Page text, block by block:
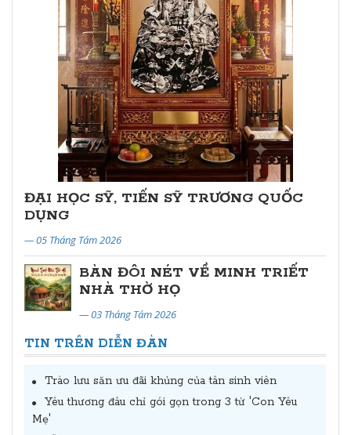
ĐẠI HỌC SỸ, TIẾN SỸ TRƯƠNG QUỐC
DỤNG
— 05 Tháng Tám 2026
BÀN ĐÔI NÉT VỀ MINH TRIẾT
NHÀ THỜ HỌ
— 03 Tháng Tám 2026
TIN TRÊN DIỄN ĐÀN
Trào lưu săn ưu đãi khủng của tân sinh viên
Yêu thương đâu chỉ gói gọn trong 3 từ 'Con Yêu
Mẹ'